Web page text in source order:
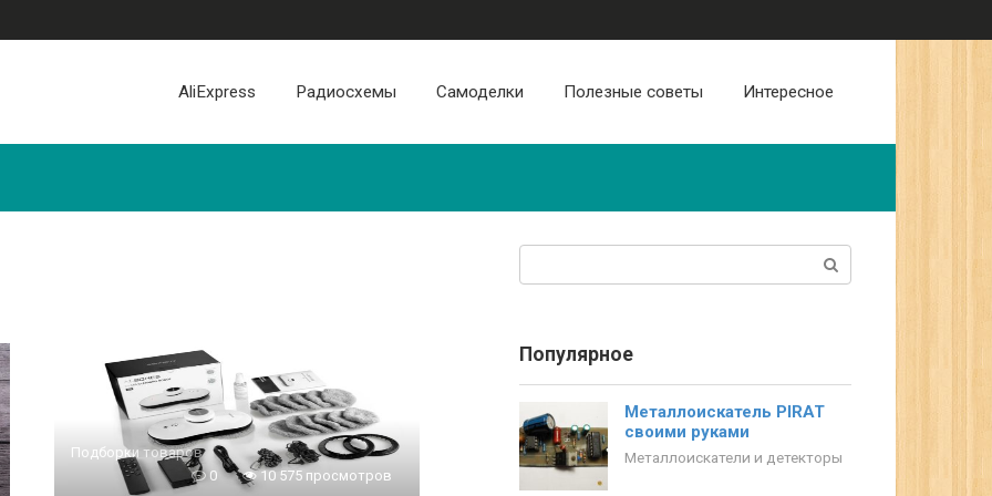
AliExpress Радиосхемы Самоделки Полезные советы Интересное
Подборки товаров
0
10 575 просмотров
Популярное
Металлоискатель PIRAT
своими руками
Металлоискатели и детекторы